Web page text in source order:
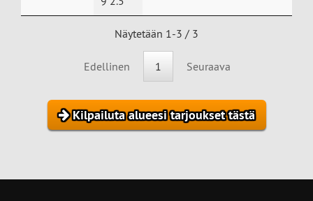
Näytetään 1-3 / 3
Edellinen 1 Seuraava
Kilpailuta alueesi tarjoukset tästä